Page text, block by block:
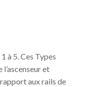
à 5. Ces Types
et
aux rails de